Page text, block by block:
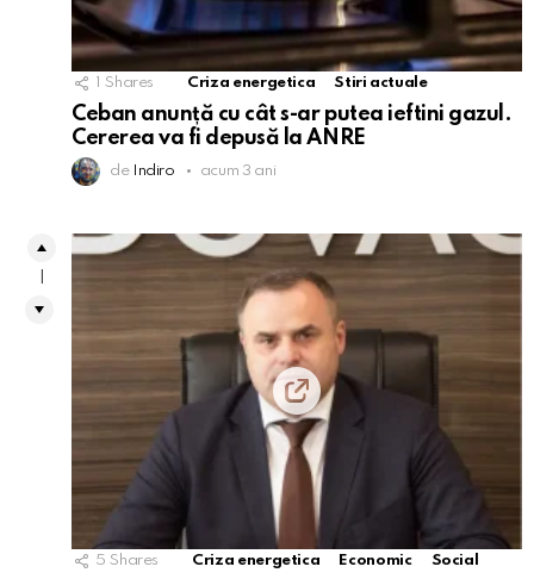
1 Shares Criza energetica Stiri actuale
Ceban anunță cu cât s-ar putea ieftini gazul.
Cererea va fi depusă la ANRE
de Indiro acum 3 ani
5 Shares Criza energetica Economic Social